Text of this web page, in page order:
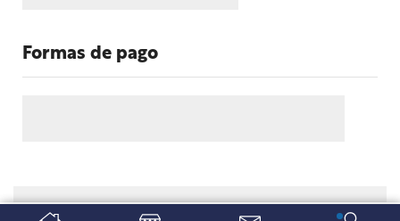
Formas de pago
Copyright Fervicom.com. Todos los derechos reservados.